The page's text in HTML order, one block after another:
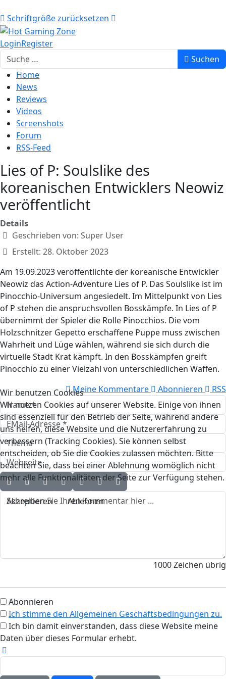
Schriftgröße zurücksetzen
LoginRegister
Suchen
Suchen
Home
News
Reviews
Videos
Screenshots
Forum
RSS-Feed
Lies of P: Soulslike des
koreanischen Entwicklers Neowiz
veröffentlicht
Details
Geschrieben von: Super User
Erstellt: 28. Oktober 2023
Am 19.09.2023 veröffentlichte der koreanische Entwickler
Neowiz das Action-Adventure Lies of P. Das Soulslike ist im
Pinocchio-Universum angesiedelt. Im Mittelpunkt von Lies
of P stehen die anspruchsvollen Bosskämpfe. In Lies of P
übernimmt der Spieler die Rolle Pinocchios. Die vom
Holzschnitzer Gepetto erschaffene Puppe muss zwischen
Wahrheit und Lüge wählen, während sie sich durch die
virtuelle Stadt Krat kämpft. In den Bosskämpfen greift
Pinocchio zu einer Vielzahl von unterschiedlichen Waffen.
Meine Kommentare
Abonnieren RSS
1000Zeichen übrig
Abonnieren
Ich stimme den Allgemeinen Geschäftsbedingungen zu.
Ich bin damit einverstanden, dass diese Website meine
Daten über dieses Formular erhebt.
Wir benutzen Cookies
Wir nutzen Cookies auf unserer Website. Einige von ihnen
sind essenziell für den Betrieb der Seite, während andere
uns helfen, diese Website und die Nutzererfahrung zu
verbessern (Tracking Cookies). Sie können selbst
entscheiden, ob Sie die Cookies zulassen möchten. Bitte
beachten Sie, dass bei einer Ablehnung womöglich nicht
mehr alle Funktionalitäten der Seite zur Verfügung stehen.
Akzeptieren Ablehnen